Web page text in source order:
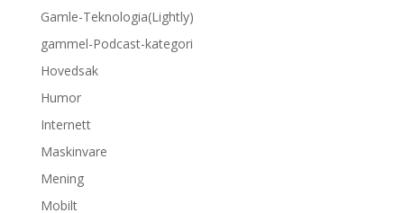
Gamle-Teknologia(Lightly)
gammel-Podcast-kategori
Hovedsak
Humor
Internett
Maskinvare
Mening
Mobilt